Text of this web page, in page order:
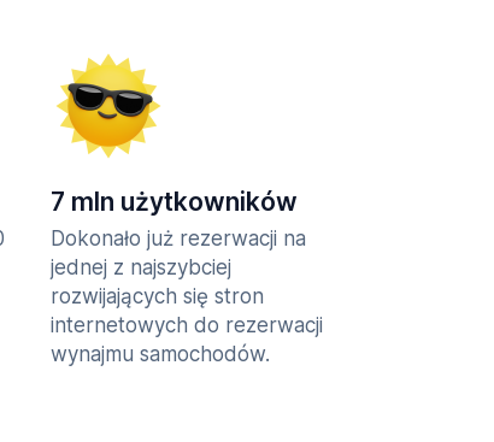
7 mln użytkowników
Dokonało już rezerwacji na
jednej z najszybciej
rozwijających się stron
internetowych do rezerwacji
wynajmu samochodów.